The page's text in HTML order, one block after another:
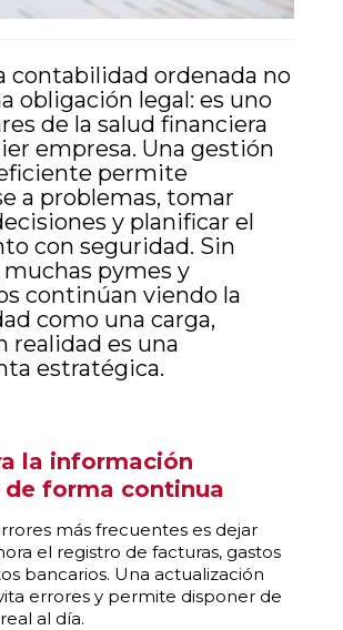
contabilidad ordenada no
obligación legal: es uno
de la salud financiera
empresa. Una gestión
permite
a problemas, tomar
y planificar el
con seguridad. Sin
pymes y
continúan viendo la
como una carga,
realidad es una
estratégica.
la información
forma continua
más frecuentes es dejar
el registro de facturas, gastos
bancarios. Una actualización
errores y permite disponer de
al día.